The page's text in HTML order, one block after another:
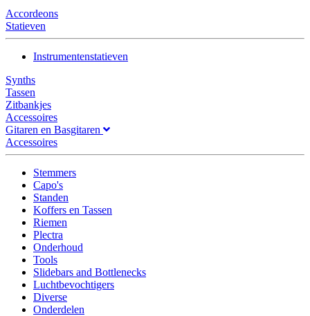
Accordeons
Statieven
Instrumentenstatieven
Synths
Tassen
Zitbankjes
Accessoires
Gitaren en Basgitaren
Accessoires
Stemmers
Capo's
Standen
Koffers en Tassen
Riemen
Plectra
Onderhoud
Tools
Slidebars and Bottlenecks
Luchtbevochtigers
Diverse
Onderdelen